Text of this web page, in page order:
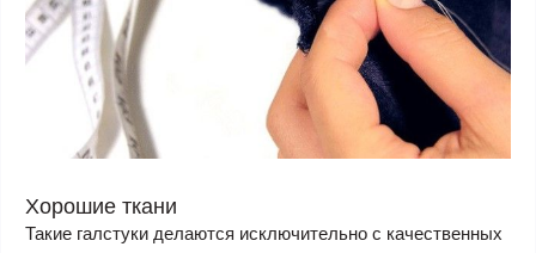
Хорошие ткани
Такие галстуки делаются исключительно с качественных